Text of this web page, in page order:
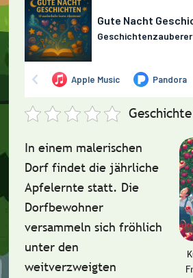
In einem malerischen
Dorf findet die jährliche
Apfelernte statt. Die
Dorfbewohner
versammeln sich fröhlich
unter den
weitverzweigten